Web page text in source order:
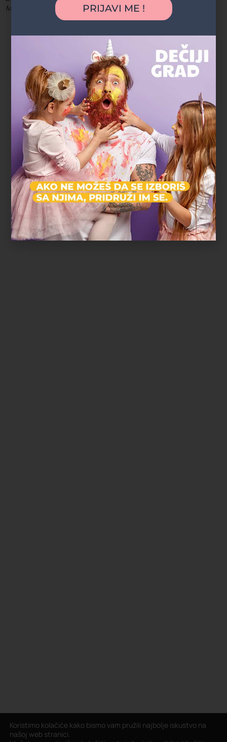
Magdalena P. Zvezdara
Koristimo kolačiće kako bismo vam pružili najbolje iskustvo na
našoj web stranici.
PRIJAVI ME !